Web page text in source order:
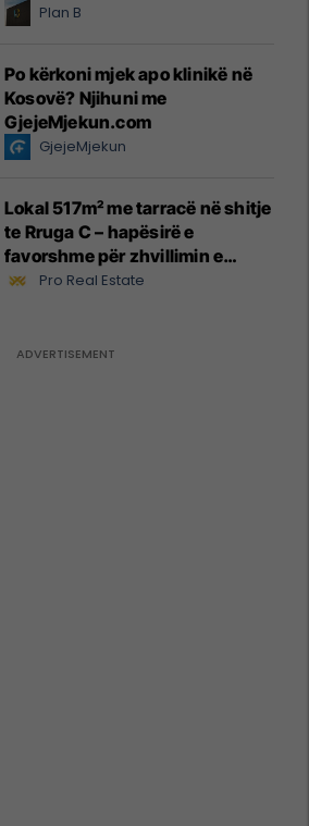
Plan B
Po kërkoni mjek apo klinikë në
Kosovë? Njihuni me
GjejeMjekun.com
GjejeMjekun
Lokal 517m² me tarracë në shitje
te Rruga C – hapësirë e
favorshme për zhvillimin e
biznesit #15796
Pro Real Estate